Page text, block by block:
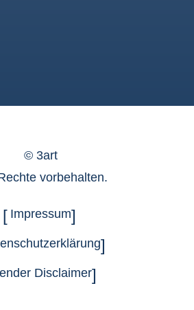
© 3art
vorbehalten.
Impressum
Disclaimer